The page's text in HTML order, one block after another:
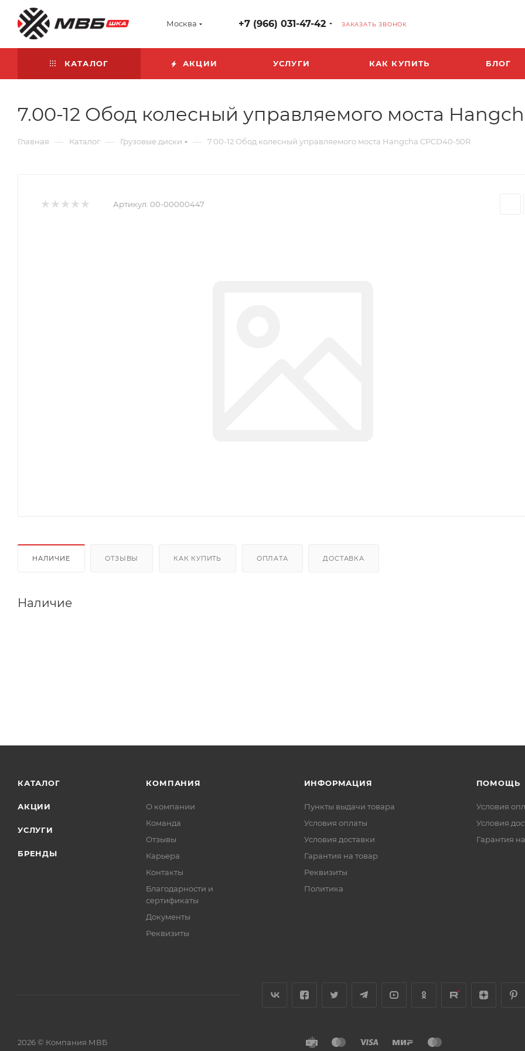
Москва +7 (966) 031-47-42 ЗАКАЗАТЬ ЗВОНОК
КАТАЛОГ АКЦИИ УСЛУГИ КАК КУПИТЬ БЛОГ
7.00-12 Обод колесный управляемого моста
Главная — Каталог — Грузовые диски — 7.00-12 Обод колесный управляемого моста Hangcha CPCD40-50R
Артикул: 00-00000447
НАЛИЧИЕ ОТЗЫВЫ КАК КУПИТЬ ОПЛАТА ДОСТАВКА
Наличие
КАТАЛОГ
АКЦИИ
УСЛУГИ
БРЕНДЫ
КОМПАНИЯ
О компании
Команда
Отзывы
Карьера
Контакты
Благодарности и
сертификаты
Документы
Реквизиты
ИНФОРМАЦИЯ
Пункты выдачи товара
Условия оплаты
Условия доставки
Гарантия на товар
Реквизиты
Политика
ПОМОЩЬ
Условия
Условия
Гарантия
2026 © Компания МВБ